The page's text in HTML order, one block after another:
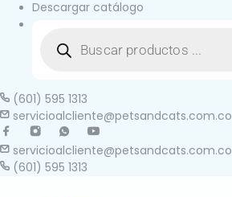
Descargar catálogo
(601) 595 1313
servicioalcliente@petsandcats.com.co
servicioalcliente@petsandcats.com.co
(601) 595 1313